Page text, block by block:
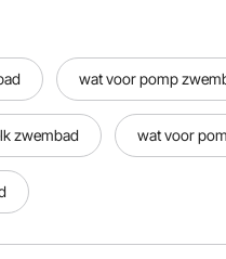
wat voor pomp
zwembad wat voor